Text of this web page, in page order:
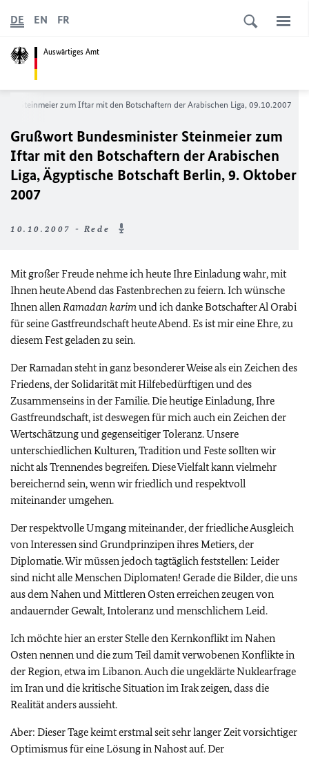
Auswärtiges Amt
DE EN FR
Steinmeier zum Iftar mit den Botschaftern der Arabischen Liga, 09.10.2007
Grußwort Bundesminister Steinmeier zum
Iftar mit den Botschaftern der Arabischen
Liga, Ägyptische Botschaft Berlin, 9. Oktober
2007
10.10.2007 - Rede
Mit großer Freude nehme ich heute Ihre Einladung wahr, mit
Ihnen heute Abend das Fastenbrechen zu feiern. Ich wünsche
Ihnen allenRamadan karimund ich danke Botschafter Al Orabi
für seine Gastfreundschaft heute Abend. Es ist mir eine Ehre, zu
diesem Fest geladen zu sein.
Der Ramadan steht in ganz besonderer Weise als ein Zeichen des
Friedens, der Solidarität mit Hilfebedürftigen und des
Zusammenseins in der Familie. Die heutige Einladung, Ihre
Gastfreundschaft, ist deswegen für mich auch ein Zeichen der
Wertschätzung und gegenseitiger Toleranz. Unsere
unterschiedlichen Kulturen, Tradition und Feste sollten wir
nicht als Trennendes begreifen. Diese Vielfalt kann vielmehr
bereichernd sein, wenn wir friedlich und respektvoll
miteinander umgehen.
Der respektvolle Umgang miteinander, der friedliche Ausgleich
von Interessen sind Grundprinzipen ihres Metiers, der
Diplomatie. Wir müssen jedoch tagtäglich feststellen: Leider
sind nicht alle Menschen Diplomaten! Gerade die Bilder, die uns
aus dem Nahen und Mittleren Osten erreichen zeugen von
andauernder Gewalt, Intoleranz und menschlichem Leid.
Ich möchte hier an erster Stelle den Kernkonflikt im Nahen
Osten nennen und die zum Teil damit verwobenen Konflikte in
der Region, etwa im Libanon. Auch die ungeklärte Nuklearfrage
im Iran und die kritische Situation im Irak zeigen, dass die
Realität anders aussieht.
Aber: Dieser Tage keimt erstmal seit sehr langer Zeit vorsichtiger
Optimismus für eine Lösung in Nahost auf. Der